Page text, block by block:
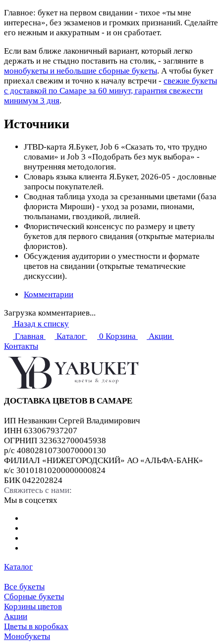
Главное: букет на первом свидании - тихое «ты мне
интересна», без экзаменов и громких признаний. Сделайте
его нежным и аккуратным - и он сработает.
Если вам ближе лаконичный вариант, который легко
держать и не стыдно поставить на столик, - загляните в
монобукеты и небольшие сборные букеты. А чтобы букет
приехал свежим и точно к началу встречи - свежие букеты
с доставкой по Самаре за 60 минут, гарантия свежести
минимум 3 дня.
Источники
JTBD-карта Я.Букет, Job 6 «Сказать то, что трудно
словами» и Job 3 «Подобрать без мук выбора» -
внутренняя методология.
Словарь языка клиента Я.Букет, 2026-05 - дословные
запросы покупателей.
Сводная таблица ухода за срезанными цветами (база
флориста Мироши) - уход за розами, пионами,
тюльпанами, гвоздикой, лилией.
Флористический консенсус по размеру и цвету
букетов для первого свидания (открытые материалы
флористов).
Обсуждения аудитории о уместности и формате
цветов на свидании (открытые тематические
дискуссии).
Комментарии
Загрузка комментариев...
Назад к списку
Главная
Каталог 0 Корзина
Акции
Контакты
ДОСТАВКА ЦВЕТОВ В САМАРЕ
ИП Незванкин Сергей Владимирович
ИНН 633067937207
ОГРНИП 323632700045938
р/с 40802810730070000130
ФИЛИАЛ «НИЖЕГОРОДСКИЙ» АО «АЛЬФА-БАНК»
к/с 30101810200000000824
БИК 042202824
Свяжитесь с нами:
Мы в соцсетях
Каталог
Все букеты
Сборные букеты
Корзины цветов
Акции
Цветы в коробках
Монобукеты